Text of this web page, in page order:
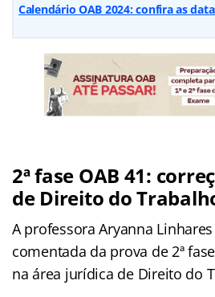
Calendário OAB 2024: confira as
2ª fase OAB 41:
de Direito do
A professora Aryanna
comentada da prova de 2ª
na área jurídica de Direito do